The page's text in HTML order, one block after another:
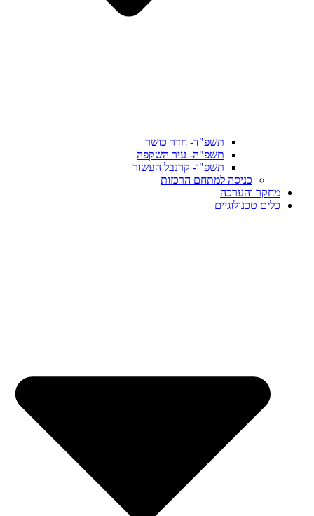
תשפ"ד- חדר כושר
תשפ"ה- עיר השקפה
תשפ"ו- קרנבל העשור
כניסה למתחם הרכזות
מחקר והערכה
כלים טכנולוגיים